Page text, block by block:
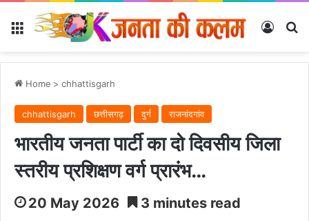
Menu Log In
Home > chhattisgarh
chhattisgarh छत्तीसगढ़ दुर्ग राजनांदगांव
भारतीय जनता पार्टी का दो दिवसीय जिला
स्तरीय प्रशिक्षण वर्ग प्रारंभ…
20 May 2026 3 minutes read